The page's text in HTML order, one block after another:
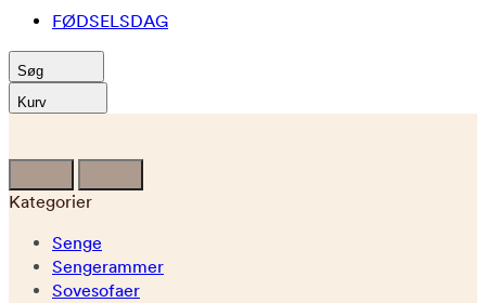
FØDSELSDAG
Søg
Kurv
Kategorier
Senge
Sengerammer
Sovesofaer